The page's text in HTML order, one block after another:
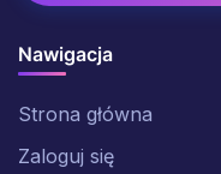
Nawigacja
Strona główna
Zaloguj się